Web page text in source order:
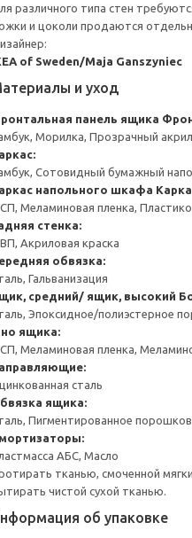
различного типа стен
и цоколи продаются
of Sweden/Maja Ganszyniec
и уход
панель ящика
Морилка, Прозрачный
Сотовидный бумажный
напольного шкафа
Меламиновая пленка,
стенка:
Акриловая краска
обвязка:
Гальванизация
средний/ ящик, высокий
Эпоксидное/полиэстерное
ящика:
Меламиновая пленка,
сталь
ящика:
Пигментированное
АБС, Масло
тканью, смоченной
чистой сухой тканью.
об упаковке